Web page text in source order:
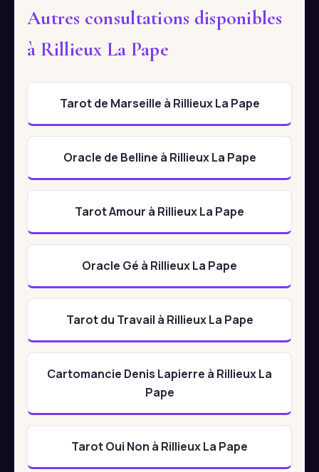
Autres consultations disponibles
à Rillieux La Pape
Tarot de Marseille à Rillieux La Pape
Oracle de Belline à Rillieux La Pape
Tarot Amour à Rillieux La Pape
Oracle Gé à Rillieux La Pape
Tarot du Travail à Rillieux La Pape
Cartomancie Denis Lapierre à Rillieux La
Pape
Tarot Oui Non à Rillieux La Pape